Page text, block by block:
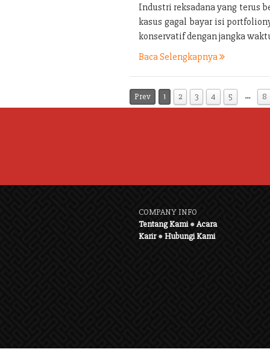
Industri reksadana yang terus
kasus gagal bayar isi
konservatif dengan jangka
Baca Selengkapnya
Prev 1 2 3 4 5 … 8
COMPANY INFO
Tentang Kami●Acara
Karir●Hubungi Kami